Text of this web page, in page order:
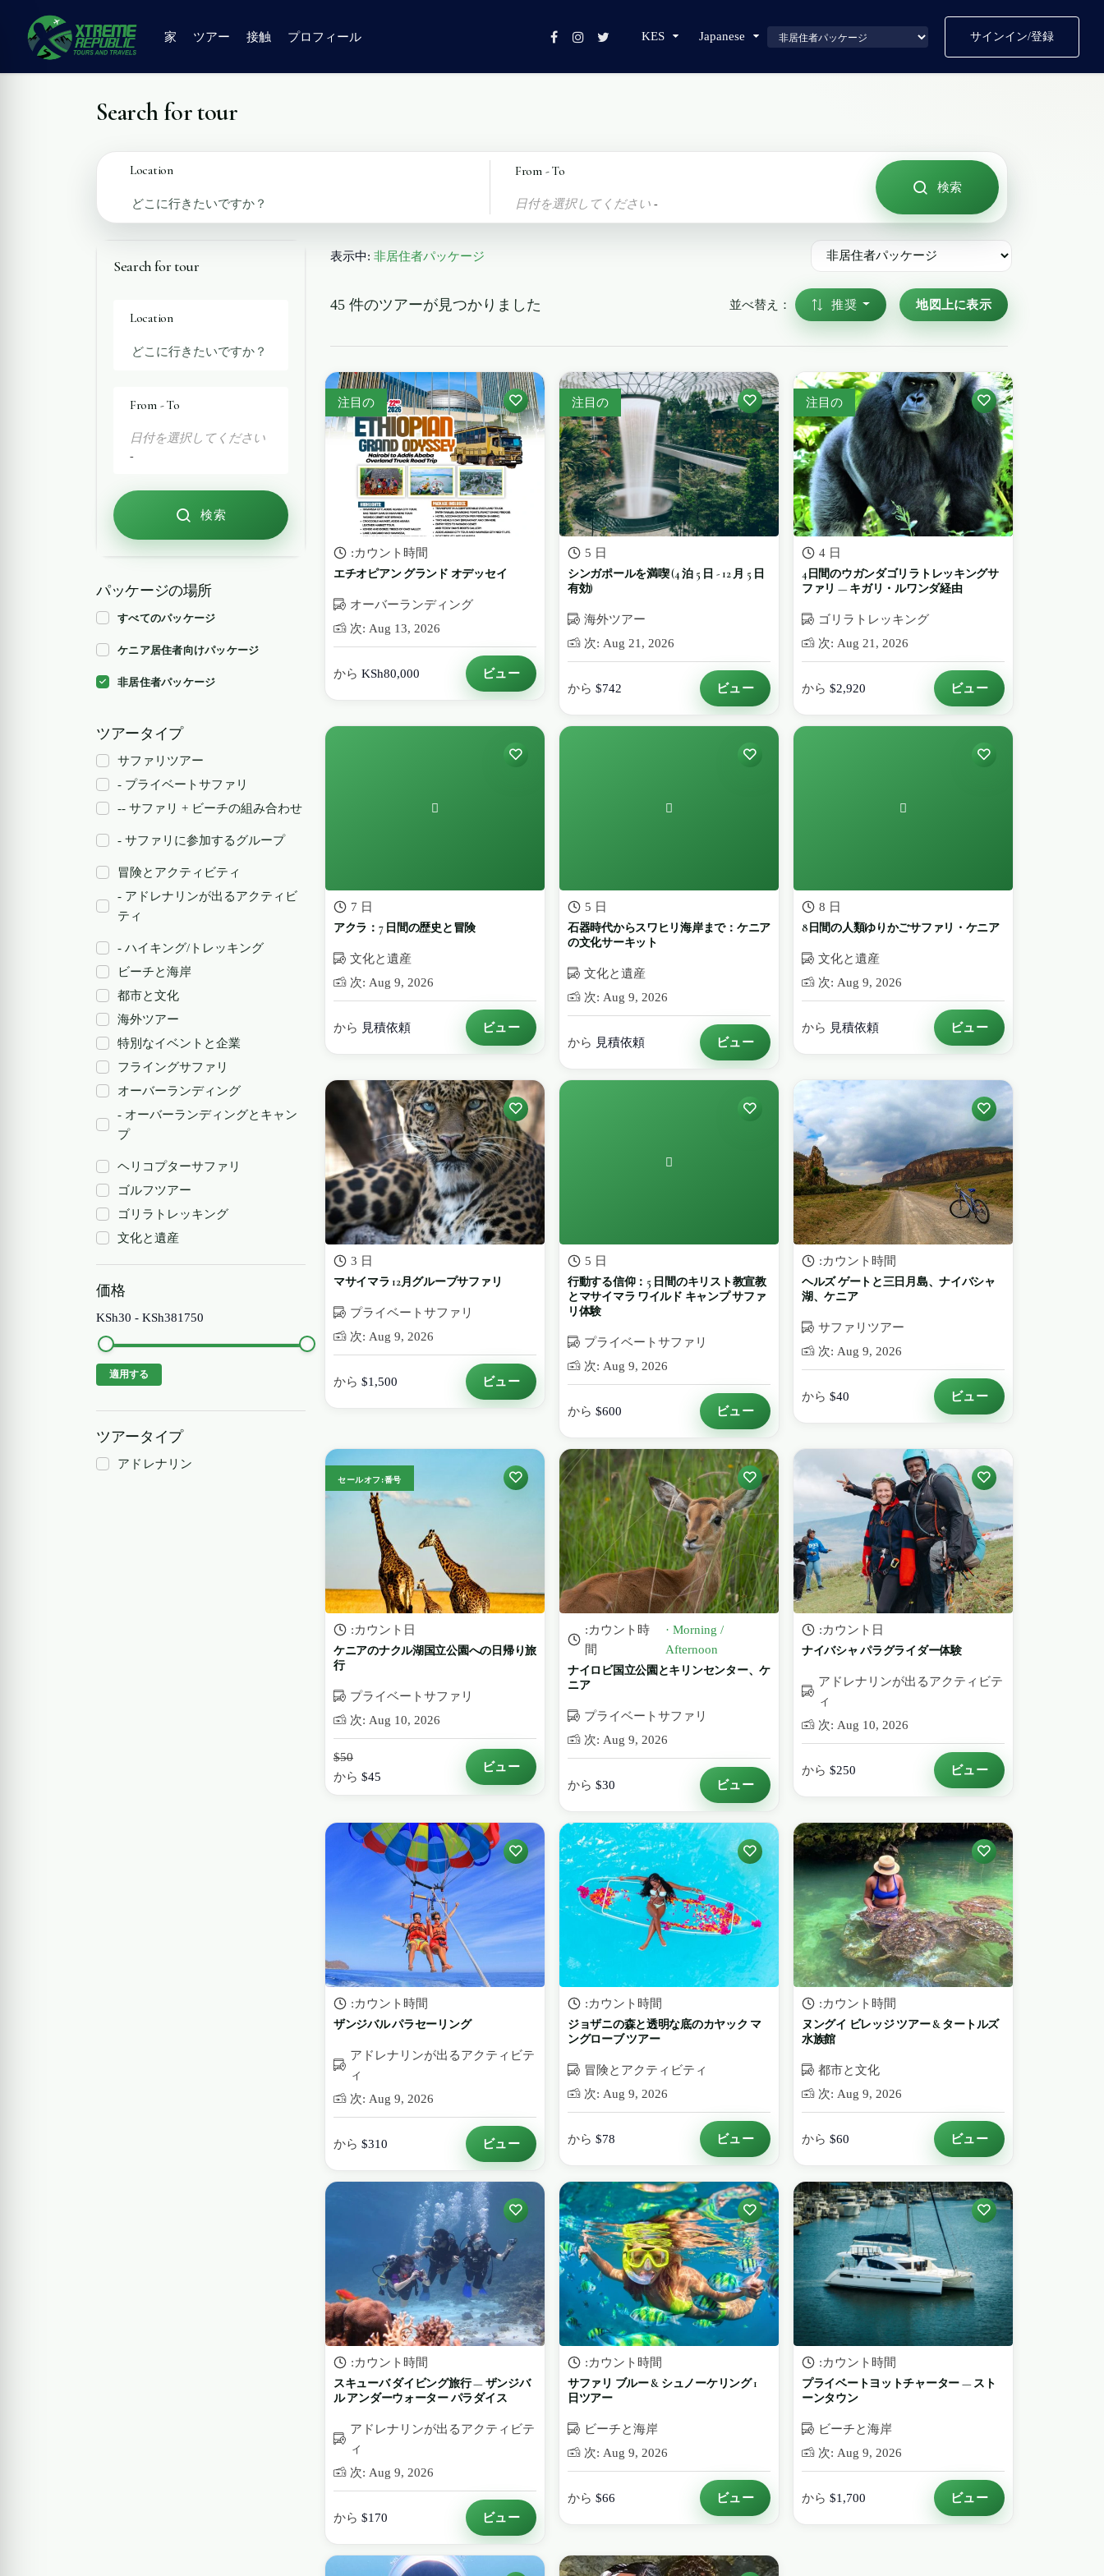
家 ツアー 接触 プロフィール KES Japanese サインイン/登録
Search for tour
Location From - To
日付を選択してください -
検索
Search for tour
Location
From - To
日付を選択してください
-
検索
パッケージの場所
すべてのパッケージ
ケニア居住者向けパッケージ
非居住者パッケージ
ツアータイプ
サファリツアー
- プライベートサファリ
-- サファリ + ビーチの組み合わせ
- サファリに参加するグループ
冒険とアクティビティ
- アドレナリンが出るアクティビ
ティ
- ハイキング/トレッキング
ビーチと海岸
都市と文化
海外ツアー
特別なイベントと企業
フライングサファリ
オーバーランディング
- オーバーランディングとキャン
プ
ヘリコプターサファリ
ゴルフツアー
ゴリラトレッキング
文化と遺産
価格
KSh30 - KSh381750
適用する
ツアータイプ
アドレナリン
表示中: 非居住者パッケージ
45 件のツアーが見つかりました 並べ替え： 推奨 地図上に表示
注目の
:カウント時間
エチオピアン グランド オデッセイ
オーバーランディング
次: Aug 13, 2026
から KSh80,000 ビュー
注目の
5 日
シンガポールを満喫 (4 泊 5 日 - 12 月 5 日
有効)
海外ツアー
次: Aug 21, 2026
から $742 ビュー
注目の
4 日
4日間のウガンダゴリラトレッキングサ
ファリ — キガリ・ルワンダ経由
ゴリラトレッキング
次: Aug 21, 2026
から $2,920 ビュー
7 日
アクラ：7 日間の歴史と冒険
文化と遺産
次: Aug 9, 2026
から 見積依頼 ビュー
5 日
石器時代からスワヒリ海岸まで：ケニア
の文化サーキット
文化と遺産
次: Aug 9, 2026
から 見積依頼 ビュー
8 日
8日間の人類ゆりかごサファリ・ケニア
文化と遺産
次: Aug 9, 2026
から 見積依頼 ビュー
3 日
マサイマラ 12月グループサファリ
プライベートサファリ
次: Aug 9, 2026
から $1,500 ビュー
5 日
行動する信仰：5 日間のキリスト教宣教
とマサイマラ ワイルド キャンプ サファ
リ体験
プライベートサファリ
次: Aug 9, 2026
から $600 ビュー
:カウント時間
ヘルズ ゲートと三日月島、ナイバシャ
湖、ケニア
サファリツアー
次: Aug 9, 2026
から $40 ビュー
セールオフ:番号
:カウント日
ケニアのナクル湖国立公園への日帰り旅
行
プライベートサファリ
次: Aug 10, 2026
$50
から $45
ビュー
:カウント時
間
· Morning /
Afternoon
ナイロビ国立公園とキリンセンター、ケ
ニア
プライベートサファリ
次: Aug 9, 2026
から $30 ビュー
:カウント日
ナイバシャ パラグライダー体験
アドレナリンが出るアクティビテ
ィ
次: Aug 10, 2026
から $250 ビュー
:カウント時間
ザンジバル パラセーリング
アドレナリンが出るアクティビテ
ィ
次: Aug 9, 2026
から $310 ビュー
:カウント時間
ジョザニの森と透明な底のカヤック マ
ングローブ ツアー
冒険とアクティビティ
次: Aug 9, 2026
から $78 ビュー
:カウント時間
ヌングイ ビレッジ ツアー & タートルズ
水族館
都市と文化
次: Aug 9, 2026
から $60 ビュー
:カウント時間
スキューバ ダイビング旅行 — ザンジバ
ル アンダーウォーター パラダイス
アドレナリンが出るアクティビテ
ィ
次: Aug 9, 2026
から $170 ビュー
:カウント時間
サファリ ブルー & シュノーケリング 1
日ツアー
ビーチと海岸
次: Aug 9, 2026
から $66 ビュー
:カウント時間
プライベートヨットチャーター — スト
ーンタウン
ビーチと海岸
次: Aug 9, 2026
から $1,700 ビュー